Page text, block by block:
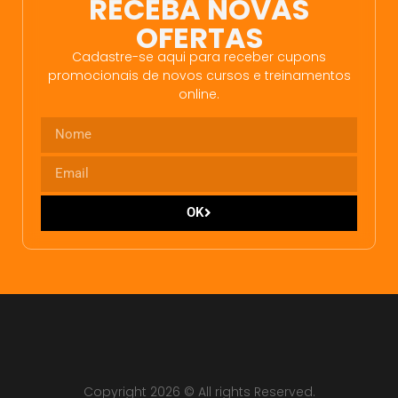
RECEBA NOVAS
OFERTAS
Cadastre-se aqui para receber cupons
promocionais de novos cursos e treinamentos
online.
OK
Copyright 2026 © All rights Reserved.